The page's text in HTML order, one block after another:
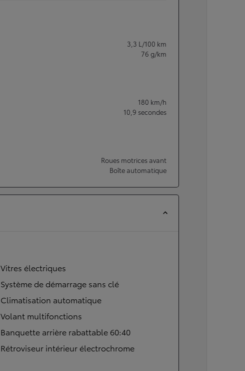
3,3 L/100 km
76 g/km
180 km/h
10,9 secondes
Roues motrices avant
Boîte automatique
Vitres électriques
Système de démarrage sans clé
Climatisation automatique
Volant multifonctions
Banquette arrière rabattable 60:40
Rétroviseur intérieur électrochrome